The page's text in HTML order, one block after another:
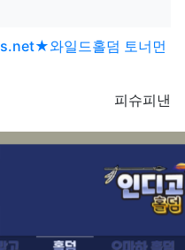
와일드홀덤 토너먼
등록자
피슈피낸